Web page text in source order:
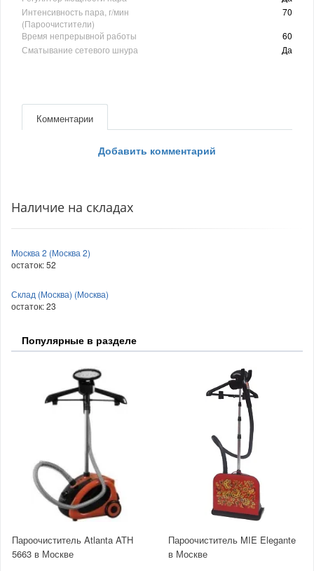
Интенсивность пара, г/мин
(Пароочистители)
70
Время непрерывной работы
60
Сматывание сетевого шнура
Да
Комментарии
Добавить комментарий
Наличие на складах
Москва 2 (Москва 2)
остаток:52
Склад (Москва) (Москва)
остаток:23
Популярные в разделе
Пароочиститель Atlanta ATH
5663 в Москве
Пароочиститель MIE Elegante
в Москве